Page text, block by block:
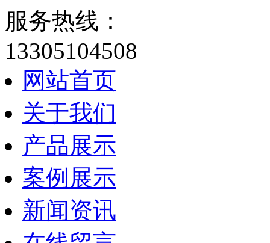
服务热线：
13305104508
网站首页
关于我们
产品展示
案例展示
新闻资讯